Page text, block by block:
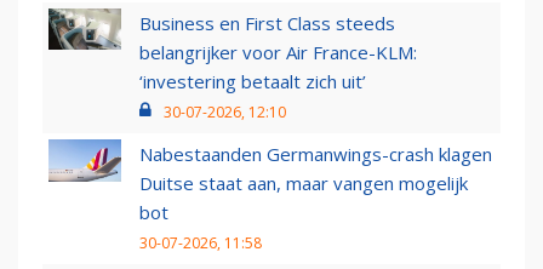
Business en First Class steeds
belangrijker voor Air France-KLM:
‘investering betaalt zich uit’
30-07-2026, 12:10
Nabestaanden Germanwings-crash klagen
Duitse staat aan, maar vangen mogelijk
bot
30-07-2026, 11:58